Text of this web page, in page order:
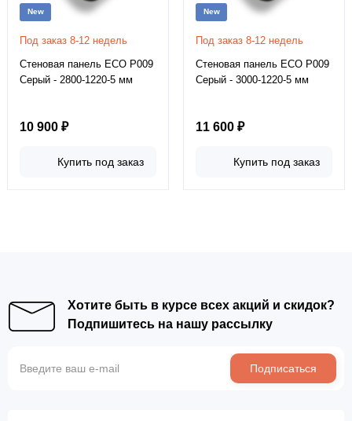
New
Под заказ 8-12 недель
Стеновая панель ECO P009
Серый - 2800-1220-5 мм
10 900 ₽
Купить под заказ
New
Под заказ 8-12 недель
Стеновая панель ECO P009
Серый - 3000-1220-5 мм
11 600 ₽
Купить под заказ
Хотите быть в курсе всех акций и скидок?
Подпишитесь на нашу рассылку
Подписаться